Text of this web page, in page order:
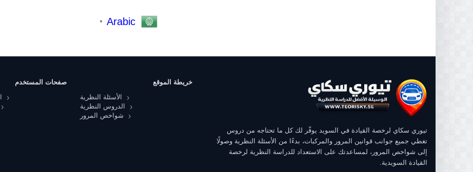
Arabic
▼
تيوري سكاي لرخصة القيادة في السويد يوفّر لك كل ما تحتاجه من دروس
تغطي جميع جوانب قوانين المرور والمركبات، بدءًا من الأسئلة النظرية وصولًا
إلى شواخص المرور، لمساعدتك على الاستعداد للدراسة النظرية لرخصة
القيادة السويدية.
خريطة الموقع
الأسئلة النظرية
الدروس النظرية
شواخص المرور
صفحات المستخدم